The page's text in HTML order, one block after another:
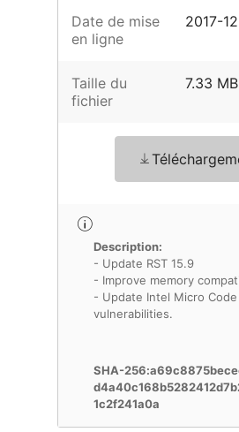
Date de mise
en ligne
2017-
Taille du
fichier
7.33 MB
Description:
- Update RST 15.9
- Improve memory
- Update Intel Micro
vulnerabilities.
SHA-
1c2f241a0a